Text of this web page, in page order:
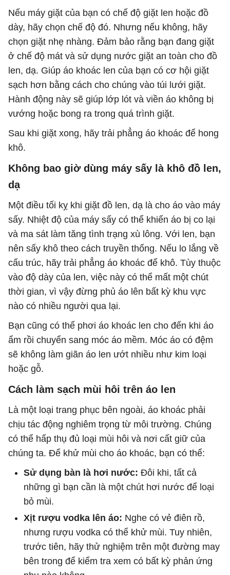
Nếu máy giặt của bạn có chế độ giặt len hoặc đồ
dày, hãy chọn chế độ đó. Nhưng nếu không, hãy
chọn giặt nhẹ nhàng. Đảm bảo rằng bạn đang giặt
ở chế độ mát và sử dụng nước giặt an toàn cho đồ
len, dạ. Giúp áo khoác len của bạn có cơ hội giặt
sạch hơn bằng cách cho chúng vào túi lưới giặt.
Hành động này sẽ giúp lớp lót và viền áo không bị
vướng hoặc bong ra trong quá trình giặt.
Sau khi giặt xong, hãy trải phẳng áo khoác để hong
khô.
Không bao giờ dùng máy sấy là khô đồ len,
dạ
Một điều tối kỵ khi giặt đồ len, dạ ​​là cho áo vào máy
sấy. Nhiệt độ của máy sấy có thể khiến áo bị co lại
và ma sát làm tăng tình trạng xù lông. Với len, bạn
nên sấy khô theo cách truyền thống. Nếu lo lắng về
cấu trúc, hãy trải phẳng áo khoác để khô. Tùy thuộc
vào độ dày của len, việc này có thể mất một chút
thời gian, vì vậy đừng phủ áo lên bất kỳ khu vực
nào có nhiều người qua lại.
Bạn cũng có thể phơi áo khoác len cho đến khi áo
ẩm rồi chuyển sang móc áo mềm. Móc áo có đệm
sẽ không làm giãn áo len ướt nhiều như kim loại
hoặc gỗ.
Cách làm sạch mùi hôi trên áo len
Là một loại trang phục bên ngoài, áo khoác phải
chịu tác động nghiêm trọng từ môi trường. Chúng
có thể hấp thụ đủ loại mùi hôi và nơi cất giữ của
chúng ta. Để khử mùi cho áo khoác, bạn có thể:
Sử dụng bàn là hơi nước: Đôi khi, tất cả
những gì bạn cần là một chút hơi nước để loại
bỏ mùi.
Xịt rượu vodka lên áo: Nghe có vẻ điên rồ,
nhưng rượu vodka có thể khử mùi. Tuy nhiên,
trước tiên, hãy thử nghiệm trên một đường may
bên trong để kiểm tra xem có bất kỳ phản ứng